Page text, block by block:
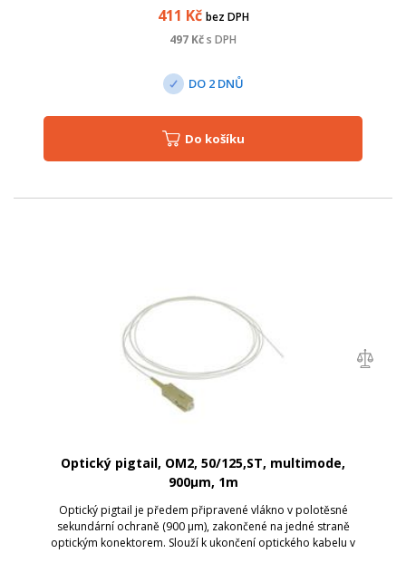
411 Kč bez DPH
497 Kčs DPH
DO 2 DNŮ
Do košíku
Optický pigtail, OM2, 50/125,ST, multimode,
900µm, 1m
Optický pigtail je předem připravené vlákno v polotěsné
sekundární ochraně (900 µm), zakončené na jedné straně
optickým konektorem. Slouží k ukončení optického kabelu v